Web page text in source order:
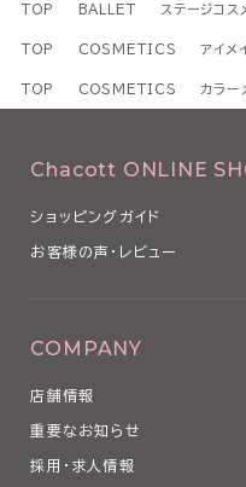
TOP BALLET ステージコス
TOP COSMETICS アイメ
TOP COSMETICS カラー
Chacott ONLINE
ショッピングガイド
お客様の声・レビュー
COMPANY
店舗情報
重要なお知らせ
採用・求人情報